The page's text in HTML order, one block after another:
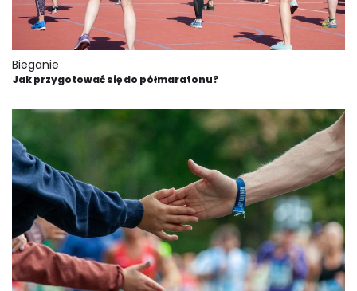
Bieganie
Jak przygotować się do półmaratonu?